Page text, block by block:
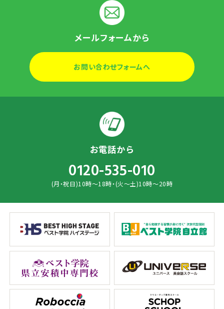
メールフォームから
お問い合わせフォームへ
お電話から
0120-535-010
(月・祝日)10時～18時・(火～土)10時～20時